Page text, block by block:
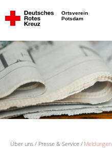
Ortsverein
Potsdam
Über uns Presse & Service Meldungen